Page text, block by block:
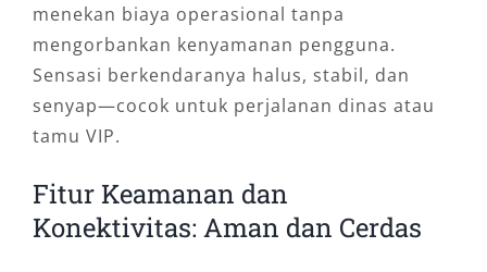
menekan biaya operasional tanpa
mengorbankan kenyamanan pengguna.
Sensasi berkendaranya halus, stabil, dan
senyap—cocok untuk perjalanan dinas atau
tamu VIP.
Fitur Keamanan dan
Konektivitas: Aman dan Cerdas